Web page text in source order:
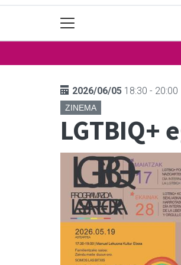
2026/06/05 18:30 - 20:00
ZINEMA